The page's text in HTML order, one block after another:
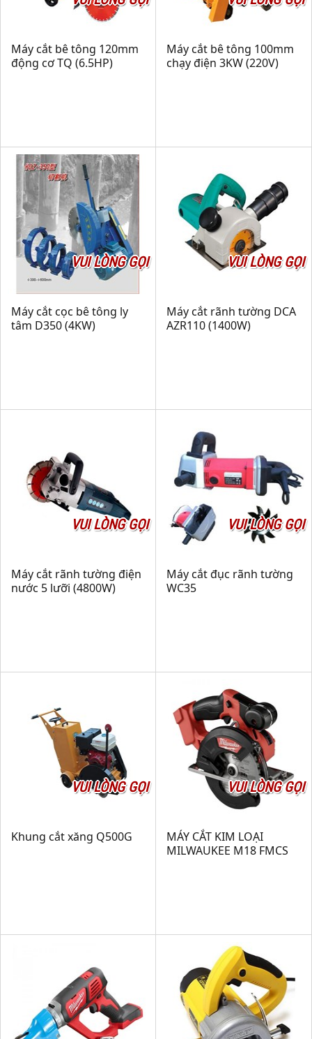
Máy cắt bê tông 120mm
động cơ TQ (6.5HP)
Máy cắt bê tông 100mm
chạy điện 3KW (220V)
VUI LÒNG GỌI
Máy cắt cọc bê tông ly
tâm D350 (4KW)
VUI LÒNG GỌI
Máy cắt rãnh tường DCA
AZR110 (1400W)
VUI LÒNG GỌI
Máy cắt rãnh tường điện
nước 5 lưỡi (4800W)
VUI LÒNG GỌI
Máy cắt đục rãnh tường
WC35
VUI LÒNG GỌI
Khung cắt xăng Q500G
VUI LÒNG GỌI
MÁY CẮT KIM LOẠI
MILWAUKEE M18 FMCS